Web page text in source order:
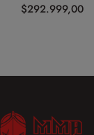
$292.999,00